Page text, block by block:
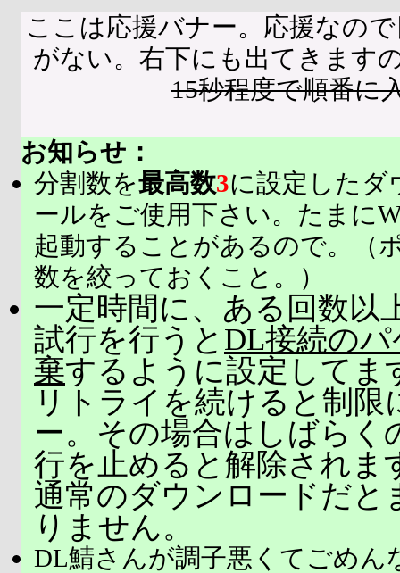
ここは応援バナー。応援なの
がない。右下にも出てきます
15秒程度で順番に
お知らせ：
分割数を最高数3に設定したダ
ールをご使用下さい。たまに
起動することがあるので。（
数を絞っておくこと。）
一定時間に、ある回数以
試行を行うと DL接続の
棄するように設定してま
リトライを続けると制限
ー。その場合はしばらく
行を止めると解除されま
通常のダウンロードだと
りません。
DL鯖さんが調子悪くてごめん